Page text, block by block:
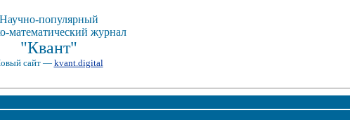
Научно-популярный
математический журнал
"Квант"
сайт — kvant.digital